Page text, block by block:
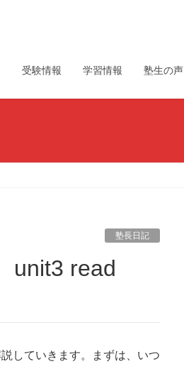
受験情報 学習情報 塾生の声
塾長日記
していきます。まずは、いつ